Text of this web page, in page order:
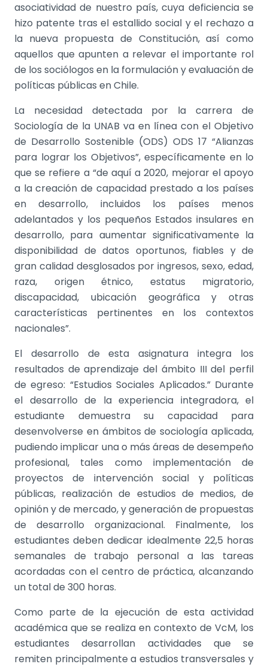
asociatividad de nuestro país, cuya deficiencia se
hizo patente tras el estallido social y el rechazo a
la nueva propuesta de Constitución, así como
aquellos que apunten a relevar el importante rol
de los sociólogos en la formulación y evaluación de
políticas públicas en Chile.
La necesidad detectada por la carrera de
Sociología de la UNAB va en línea con el Objetivo
de Desarrollo Sostenible (ODS) ODS 17 “Alianzas
para lograr los Objetivos”, específicamente en lo
que se refiere a “de aquí a 2020, mejorar el apoyo
a la creación de capacidad prestado a los países
en desarrollo, incluidos los países menos
adelantados y los pequeños Estados insulares en
desarrollo, para aumentar significativamente la
disponibilidad de datos oportunos, fiables y de
gran calidad desglosados por ingresos, sexo, edad,
raza, origen étnico, estatus migratorio,
discapacidad, ubicación geográfica y otras
características pertinentes en los contextos
nacionales”.
El desarrollo de esta asignatura integra los
resultados de aprendizaje del ámbito III del perfil
de egreso: “Estudios Sociales Aplicados.” Durante
el desarrollo de la experiencia integradora, el
estudiante demuestra su capacidad para
desenvolverse en ámbitos de sociología aplicada,
pudiendo implicar una o más áreas de desempeño
profesional, tales como implementación de
proyectos de intervención social y políticas
públicas, realización de estudios de medios, de
opinión y de mercado, y generación de propuestas
de desarrollo organizacional. Finalmente, los
estudiantes deben dedicar idealmente 22,5 horas
semanales de trabajo personal a las tareas
acordadas con el centro de práctica, alcanzando
un total de 300 horas.
Como parte de la ejecución de esta actividad
académica que se realiza en contexto de VcM, los
estudiantes desarrollan actividades que se
remiten principalmente a estudios transversales y